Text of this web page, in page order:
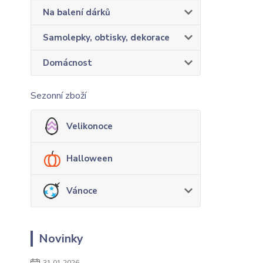
Na balení dárků
Samolepky, obtisky, dekorace
Domácnost
Sezonní zboží
Velikonoce
Halloween
Vánoce
Novinky